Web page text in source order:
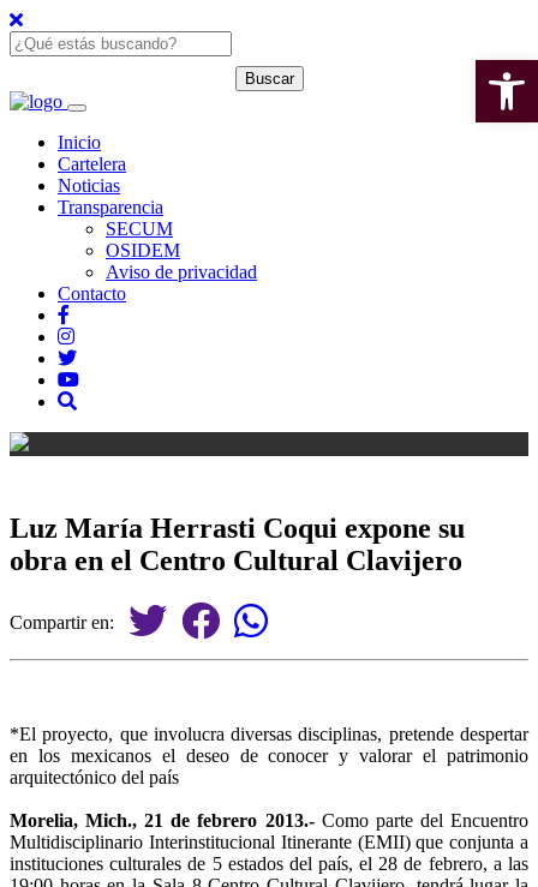
Inicio
Cartelera
Noticias
Transparencia
SECUM
OSIDEM
Aviso de privacidad
Contacto
Luz María Herrasti Coqui expone su
obra en el Centro Cultural Clavijero
Compartir en:
*El proyecto, que involucra diversas disciplinas, pretende despertar
en los mexicanos el deseo de conocer y valorar el patrimonio
arquitectónico del país
Morelia, Mich., 21 de febrero 2013.- Como parte del Encuentro
Multidisciplinario Interinstitucional Itinerante (EMII) que conjunta a
instituciones culturales de 5 estados del país, el 28 de febrero, a las